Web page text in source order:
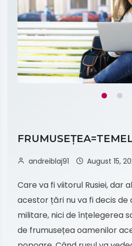
andreiblaj91 August 15,
Care va fi viitorul Rusiei, dar
acestor țări nu va fi decis de
militare, nici de înțelegerea
de frumusețea oamenilor